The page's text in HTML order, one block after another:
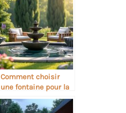
Comment choisir
une fontaine pour la
relaxation sonore